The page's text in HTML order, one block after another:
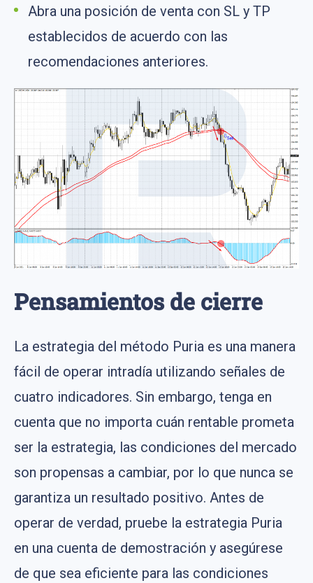
Abra una posición de venta con SL y TP
establecidos de acuerdo con las
recomendaciones anteriores.
Pensamientos de cierre
La estrategia del método Puria es una manera
fácil de operar intradía utilizando señales de
cuatro indicadores. Sin embargo, tenga en
cuenta que no importa cuán rentable prometa
ser la estrategia, las condiciones del mercado
son propensas a cambiar, por lo que nunca se
garantiza un resultado positivo. Antes de
operar de verdad, pruebe la estrategia Puria
en una cuenta de demostración y asegúrese
de que sea eficiente para las condiciones